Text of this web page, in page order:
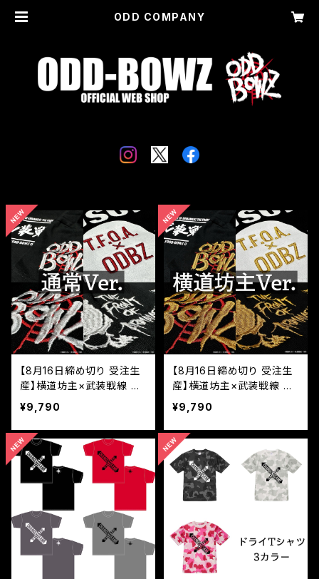
ODD COMPANY
【8月16日締め切り 受注生
産】横道坊主×武装戦線 T
シャツ（通常Ver.）
¥9,790
【8月16日締め切り 受注生
産】横道坊主×武装戦線 T
シャツ（横道Ver.）
¥9,790